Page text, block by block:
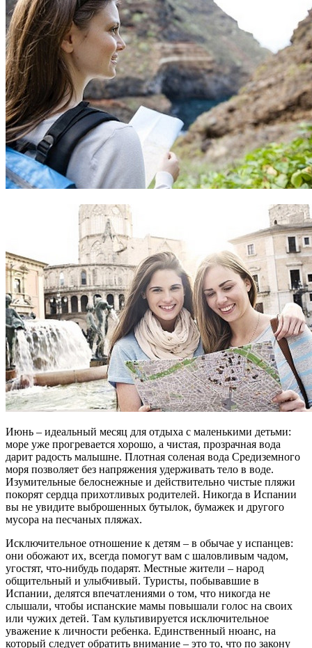
Июнь – идеальный месяц для отдыха с маленькими детьми:
море уже прогревается хорошо, а чистая, прозрачная вода
дарит радость малышне. Плотная соленая вода Средиземного
моря позволяет без напряжения удерживать тело в воде.
Изумительные белоснежные и действительно чистые пляжи
покорят сердца прихотливых родителей. Никогда в Испании
вы не увидите выброшенных бутылок, бумажек и другого
мусора на песчаных пляжах.
Исключительное отношение к детям – в обычае у испанцев:
они обожают их, всегда помогут вам с шаловливым чадом,
угостят, что-нибудь подарят. Местные жители – народ
общительный и улыбчивый. Туристы, побывавшие в
Испании, делятся впечатлениями о том, что никогда не
слышали, чтобы испанские мамы повышали голос на своих
или чужих детей. Там культивируется исключительное
уважение к личности ребенка. Единственный нюанс, на
который следует обратить внимание – это то, что по закону